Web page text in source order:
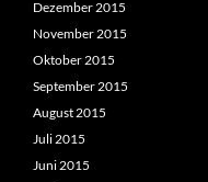
Dezember 2015
November 2015
Oktober 2015
September 2015
August 2015
Juli 2015
Juni 2015